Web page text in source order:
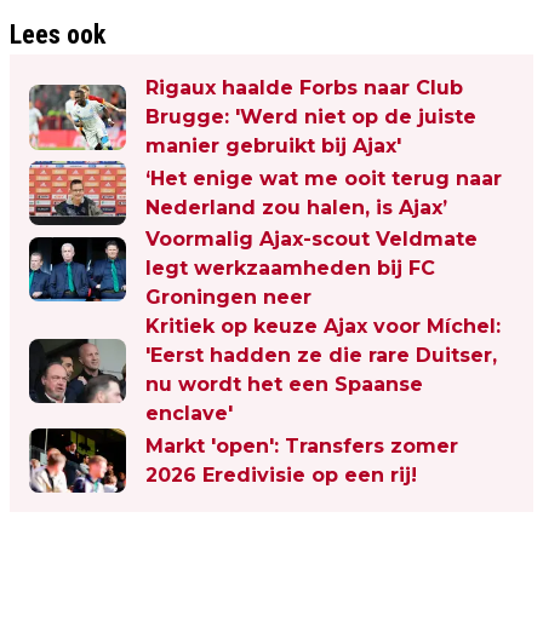
Lees ook
Rigaux haalde Forbs naar Club
Brugge: 'Werd niet op de juiste
manier gebruikt bij Ajax'
‘Het enige wat me ooit terug naar
Nederland zou halen, is Ajax’
Voormalig Ajax-scout Veldmate
legt werkzaamheden bij FC
Groningen neer
Kritiek op keuze Ajax voor Míchel:
'Eerst hadden ze die rare Duitser,
nu wordt het een Spaanse
enclave'
Markt 'open': Transfers zomer
2026 Eredivisie op een rij!